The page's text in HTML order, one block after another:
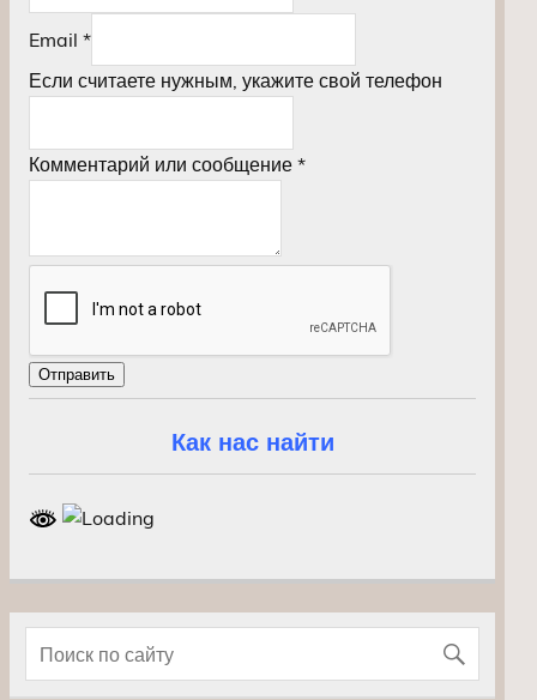
Email *
Если считаете нужным, укажите свой телефон
Комментарий или сообщение *
Отправить
Как нас найти